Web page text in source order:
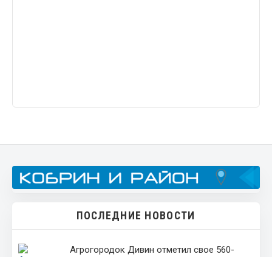
ПОСЛЕДНИЕ НОВОСТИ
Агрогородок Дивин отметил свое 560-